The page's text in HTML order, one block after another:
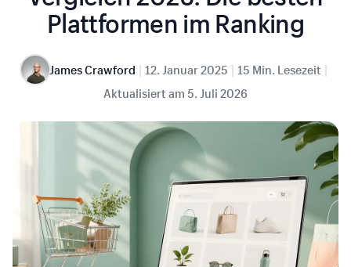
Plattformen im Ranking
James Crawford | 12. Januar 2025 | 15 Min. Lesezeit |
Aktualisiert am 5. Juli 2026